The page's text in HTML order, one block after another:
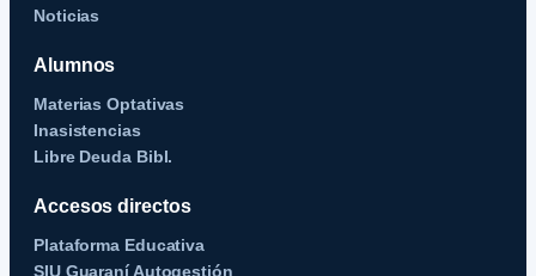
Noticias
Alumnos
Materias Optativas
Inasistencias
Libre Deuda Bibl.
Accesos directos
Plataforma Educativa
SIU Guaraní Autogestión